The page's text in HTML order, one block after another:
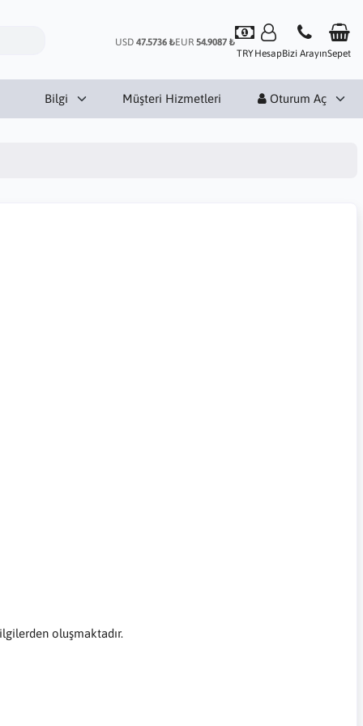
USD 47.5736 ₺EUR 54.9087 ₺
TRYHesapBizi ArayınSepet
Bilgi Müşteri Hizmetleri Oturum Aç
oluşmaktadır.